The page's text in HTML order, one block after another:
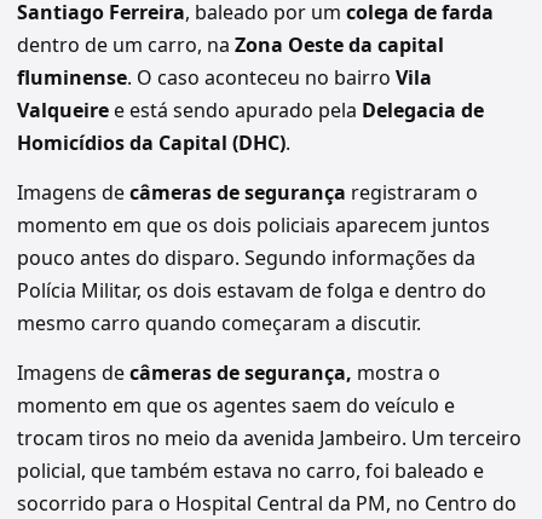
Santiago Ferreira, baleado por um colega de farda
dentro de um carro, na Zona Oeste da capital
fluminense. O caso aconteceu no bairro Vila
Valqueiree está sendo apurado pela Delegacia de
Homicídios da Capital (DHC).
Imagens decâmeras de segurança registraram o
momento em que os dois policiais aparecem juntos
pouco antes do disparo. Segundo informações da
Polícia Militar, os dois estavam de folga e dentro do
mesmo carro quando começaram a discutir.
Imagens decâmeras de segurança, mostra o
momento em que os agentes saem do veículo e
trocam tiros no meio da avenida Jambeiro. Um terceiro
policial, que também estava no carro, foi baleado e
socorrido para o Hospital Central da PM, no Centro do